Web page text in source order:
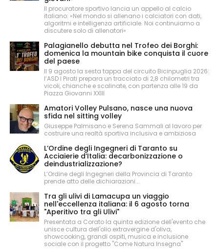
Il procuratore sportivo lancia un appello al calcio
italiano: «Nel mondo si allenano i calciatori con dati,
algoritmi e intelligenza artificiale. Noi continuiamo a
discutere solo di allenatori»
Palagianello debutta nel Trofeo dei Borghi:
domenica la mountain bike conquista il cuore
del paese
Il 9 agosto la sesta tappa del circuito Bicinpuglia 2026:
l’ASD I Pirati prepara un tracciato di 2,8 chilometri tra
vicoli, chianche e scalinate, con partenza alle 19 da
Piazza Giovanni XXIII
Amatori Volley Pulsano, nasce una nuova
sfida nel sitting volley
Giuseppe Palmisano e Serena Sammali al lavoro per
costruire una realtà sportiva inclusiva e ambiziosa
L’Ordine degli Ingegneri di Taranto su
Acciaierie d’Italia: decarbonizzazione o
deindustrializzazione?
L’Ordine degli Ingegneri della Provincia di Taranto
prende atto delle dichiarazioni...
Tra gli ulivi di Lamacupa un viaggio
nell'eccellenza italiana: il 6 agosto torna
"Aperitivo tra gli Ulivi"
Presentata a Corato la quinta edizione dell'evento che
unisce cultura dell'olio extravergine d'oliva,
showcooking, grandi ospiti, musica e inclusione
sociale con il progetto "Come Natura Insegna"